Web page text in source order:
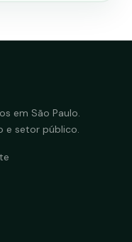
em São Paulo.
e setor público.